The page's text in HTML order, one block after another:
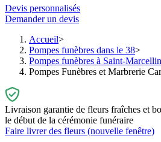
Devis personnalisés
Demander un devis
Accueil
Pompes funèbres dans le 38
Pompes funèbres à Saint-Marcellin
Pompes Funèbres et Marbrerie
Livraison garantie de fleurs fraîches et
le début de la cérémonie funéraire
Faire livrer des fleurs (nouvelle fenêtre)